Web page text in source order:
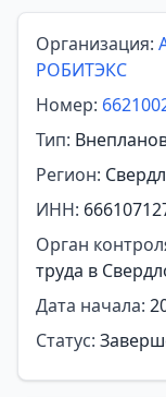
Организация:
РОБИТЭКС
Номер:
Тип:
Регион:
ИНН:
Орган
труда в
Дата начала:
Статус: